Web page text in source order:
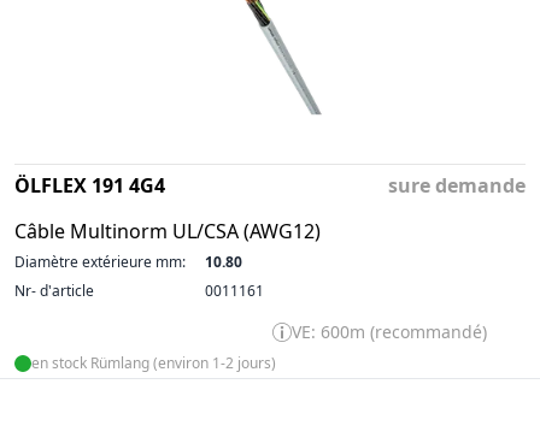
ÖLFLEX 191 4G4
Câble Multinorm UL/CSA (AWG12)
sure demande
Diamètre extérieure mm:
10.80
Nr- d'article
0011161
VE: 600m (recommandé)
en stock Rümlang (environ 1-2 jours)